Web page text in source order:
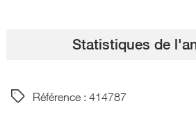
Statistiques de
Référence : 414787